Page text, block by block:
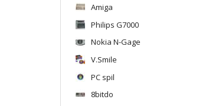
Amiga
Philips G7000
Nokia N-Gage
V.Smile
PC spil
8bitdo